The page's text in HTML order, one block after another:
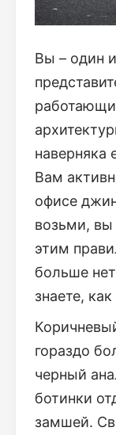
Вы – один
наверняка
Вам
офисе
возьми, вы
этим
больше
знаете,
гораздо
черный
ботинки
замшей.